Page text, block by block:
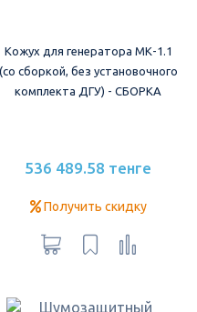
Кожух для генератора МК-1.1
(со сборкой, без установочного
комплекта ДГУ) - СБОРКА
536 489.58 тенге
Получить скидку